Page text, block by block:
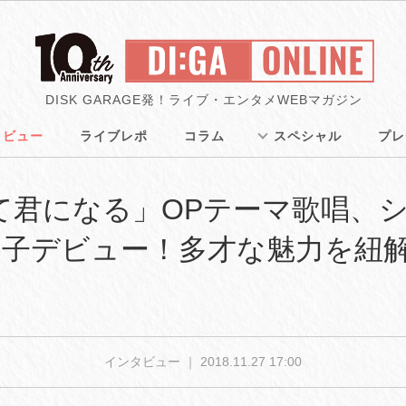
DISK GARAGE発！ライブ・エンタメWEBマガジン
ュー ライブレポ コラム スペシャル プ
君になる」OPテーマ歌唱、
デビュー！多才な魅力を紐
インタビュー ｜ 2018.11.27 17:00